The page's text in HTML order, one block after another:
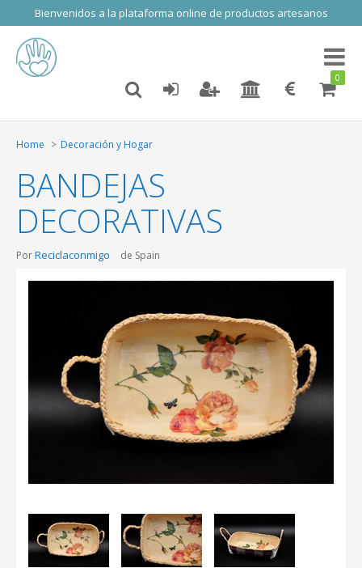
Bienvenidos a la plataforma online de productos artesanos
Toggle
0
Home Decoración y Hogar
BANDEJAS
DECORATIVAS
PorReciclaconmigo de Spain